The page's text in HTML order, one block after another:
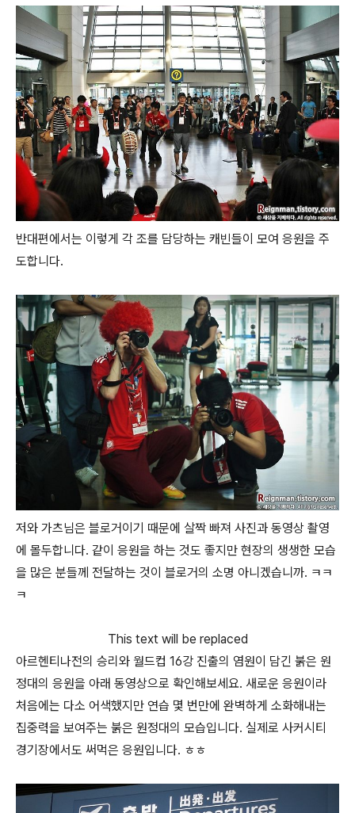
반대편에서는 이렇게 각 조를 담당하는 캐빈들이 모여 응원을 주
도합니다.
저와 가츠님은 블로거이기 때문에 살짝 빠져 사진과 동영상 촬영
에 몰두합니다. 같이 응원을 하는 것도 좋지만 현장의 생생한 모습
을 많은 분들께 전달하는 것이 블로거의 소명 아니겠습니까. ㅋㅋ
ㅋ
This text will be replaced
아르헨티나전의 승리와 월드컵 16강 진출의 염원이 담긴 붉은 원
정대의 응원을 아래 동영상으로 확인해보세요. 새로운 응원이라
처음에는 다소 어색했지만 연습 몇 번만에 완벽하게 소화해내는
집중력을 보여주는 붉은 원정대의 모습입니다. 실제로 사커시티
경기장에서도 써먹은 응원입니다. ㅎㅎ